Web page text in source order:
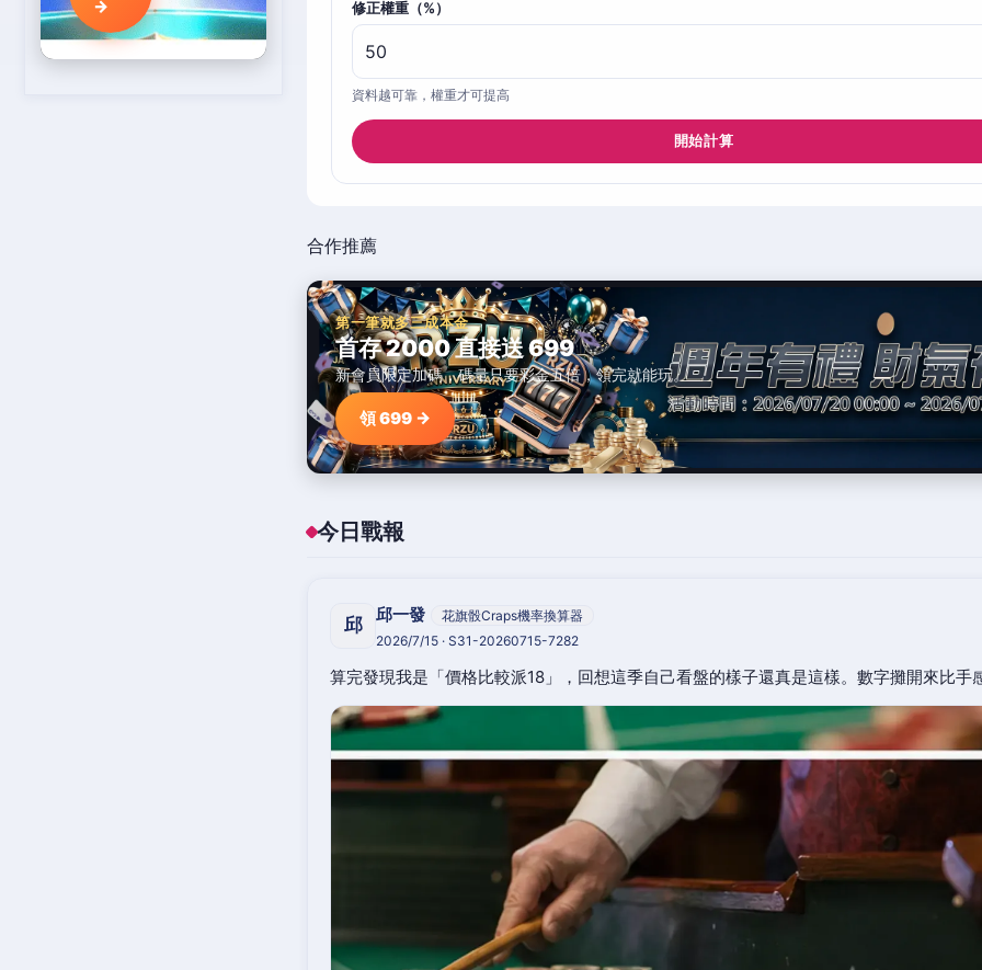
→
修正權重（%）
資料越可靠，權重才可提高
開始計算
合作推薦
第一筆就多三成本金
首存 2000 直接送 699
新會員限定加碼，碼量只要彩金五倍，領完就能玩。
領 699 →
今日戰報
邱 邱一發
花旗骰Craps機率換算器
2026/7/15 · S31-20260715-7282
算完發現我是「價格比較派18」，回想這季自己看盤的樣子還真是這樣。數字攤開來比手